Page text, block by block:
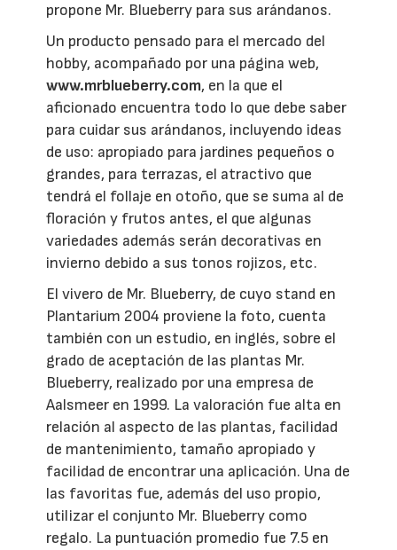
propone Mr. Blueberry para sus arándanos.
Un producto pensado para el mercado del
hobby, acompañado por una página web,
www.mrblueberry.com, en la que el
aficionado encuentra todo lo que debe saber
para cuidar sus arándanos, incluyendo ideas
de uso: apropiado para jardines pequeños o
grandes, para terrazas, el atractivo que
tendrá el follaje en otoño, que se suma al de
floración y frutos antes, el que algunas
variedades además serán decorativas en
invierno debido a sus tonos rojizos, etc.
El vivero de Mr. Blueberry, de cuyo stand en
Plantarium 2004 proviene la foto, cuenta
también con un estudio, en inglés, sobre el
grado de aceptación de las plantas Mr.
Blueberry, realizado por una empresa de
Aalsmeer en 1999. La valoración fue alta en
relación al aspecto de las plantas, facilidad
de mantenimiento, tamaño apropiado y
facilidad de encontrar una aplicación. Una de
las favoritas fue, además del uso propio,
utilizar el conjunto Mr. Blueberry como
regalo. La puntuación promedio fue 7.5 en